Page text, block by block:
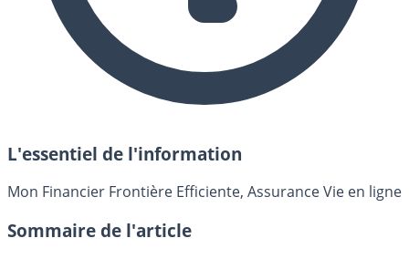
L'essentiel de l'information
Mon Financier Frontière Efficiente, Assurance Vie en ligne
Sommaire de l'article